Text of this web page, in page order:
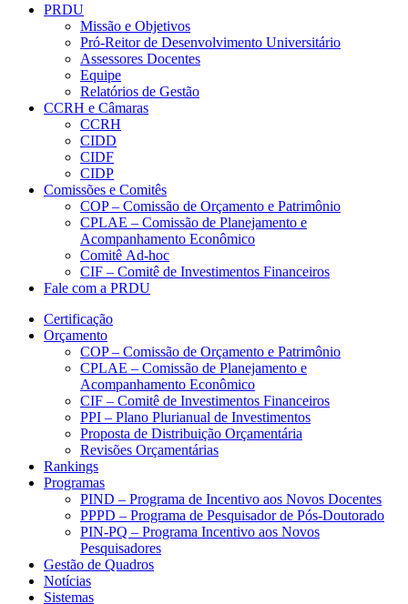
PRDU
Missão e Objetivos
Pró-Reitor de Desenvolvimento Universitário
Assessores Docentes
Equipe
Relatórios de Gestão
CCRH e Câmaras
CCRH
CIDD
CIDF
CIDP
Comissões e Comitês
COP – Comissão de Orçamento e Patrimônio
CPLAE – Comissão de Planejamento e
Acompanhamento Econômico
Comitê Ad-hoc
CIF – Comitê de Investimentos Financeiros
Fale com a PRDU
Certificação
Orçamento
COP – Comissão de Orçamento e Patrimônio
CPLAE – Comissão de Planejamento e
Acompanhamento Econômico
CIF – Comitê de Investimentos Financeiros
PPI – Plano Plurianual de Investimentos
Proposta de Distribuição Orçamentária
Revisões Orçamentárias
Rankings
Programas
PIND – Programa de Incentivo aos Novos Docentes
PPPD – Programa de Pesquisador de Pós-Doutorado
PIN-PQ – Programa Incentivo aos Novos
Pesquisadores
Gestão de Quadros
Notícias
Sistemas